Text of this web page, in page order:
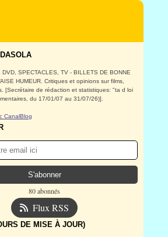
DVD, SPECTACLES, TV - BILLETS DE BONNE
HUMEUR. Critiques et opinions sur films,
[Secrétaire de rédaction et statistiques: "ta d loi
du 17/01/07 au 31/07/26)].
CanalBlog
80 abonnés
Flux RSS
DE MISE À JOUR)